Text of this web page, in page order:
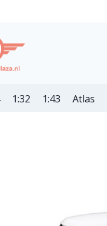
1:32 1:43 Atlas